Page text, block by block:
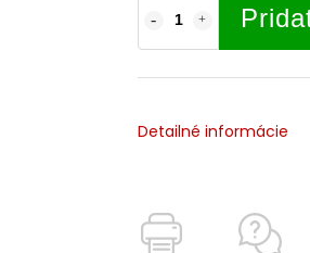
Detailné informácie